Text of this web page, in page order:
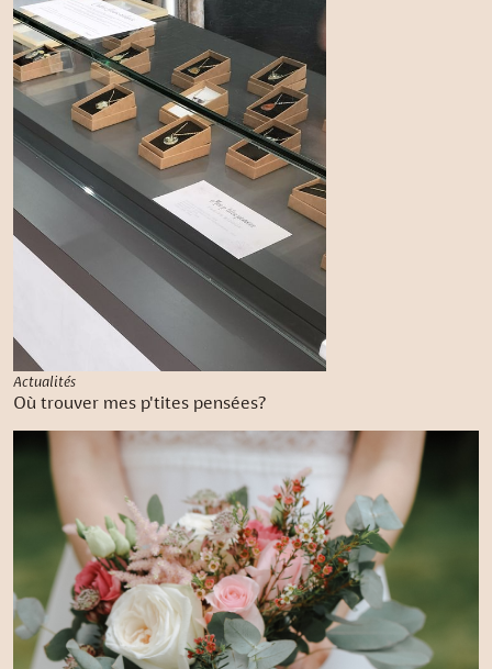
Actualités
Où trouver mes p'tites pensées?